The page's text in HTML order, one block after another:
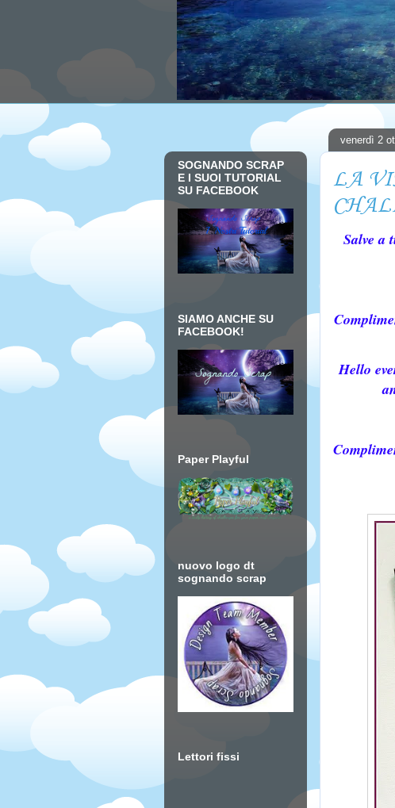
venerdì 2
LA
Salve a
Hello
SOGNANDO SCRAP
E I SUOI TUTORIAL
SU FACEBOOK
SIAMO ANCHE SU
FACEBOOK!
Paper Playful
nuovo logo dt
sognando scrap
Lettori fissi